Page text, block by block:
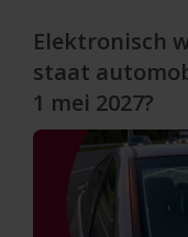
Elektronisch
staat
1 mei 2027?